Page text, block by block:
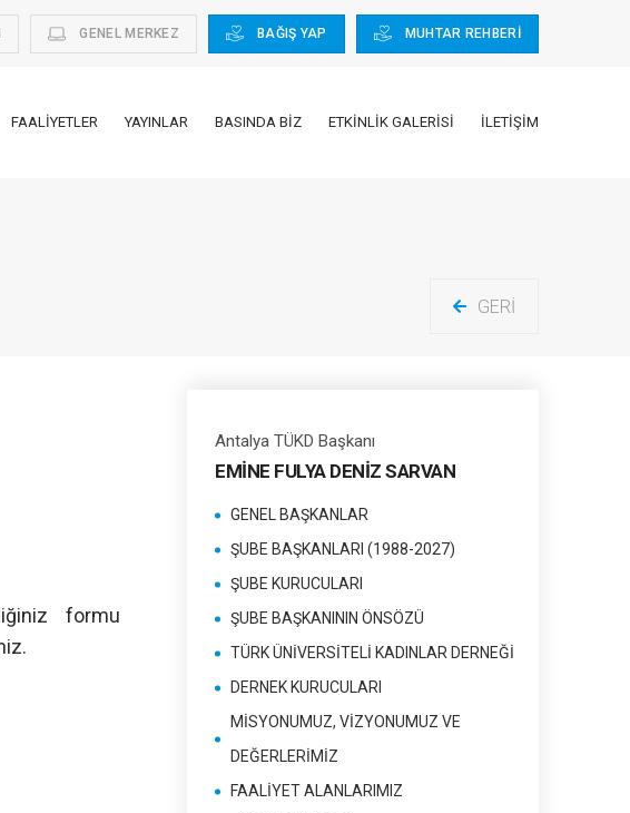
GENEL MERKEZ BAĞIŞ YAP MUHTAR REHBERİ
FAALIYETLER YAYINLAR BASINDA BIZ ETKINLIK GALERISI İLETIŞIM
GERI
formu
Antalya TÜKD Başkanı
EMİNE FULYA DENİZ SARVAN
GENEL BAŞKANLAR
ŞUBE BAŞKANLARI (1988-2027)
ŞUBE KURUCULARI
ŞUBE BAŞKANININ ÖNSÖZÜ
TÜRK ÜNİVERSİTELİ KADINLAR DERNEĞİ
DERNEK KURUCULARI
MİSYONUMUZ, VİZYONUMUZ VE
DEĞERLERİMİZ
FAALİYET ALANLARIMIZ